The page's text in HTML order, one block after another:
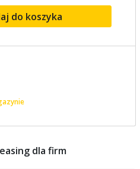
do koszyka
dla firm